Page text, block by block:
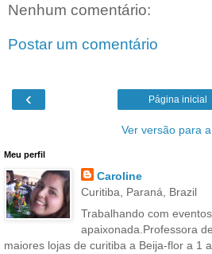
Nenhum comentário:
Postar um comentário
‹ Página inicial
Ver versão para
Meu perfil
Caroline
Curitiba, Paraná, Brazil
Trabalhando com
apaixonada.Professora
maiores lojas de curitiba a Beija-flor a 1